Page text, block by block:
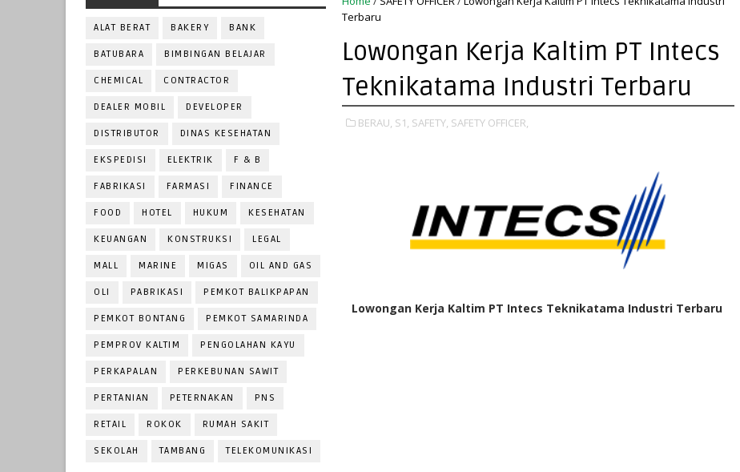
ALAT BERAT BAKERY BANK
BATUBARA BIMBINGAN BELAJAR
CHEMICAL CONTRACTOR
DEALER MOBIL DEVELOPER
DISTRIBUTOR DINAS KESEHATAN
EKSPEDISI ELEKTRIK F & B
FABRIKASI FARMASI FINANCE
FOOD HOTEL HUKUM KESEHATAN
KEUANGAN KONSTRUKSI LEGAL
MALL MARINE MIGAS OIL AND GAS
OLI PABRIKASI PEMKOT BALIKPAPAN
PEMKOT BONTANG PEMKOT SAMARINDA
PEMPROV KALTIM PENGOLAHAN KAYU
PERKAPALAN PERKEBUNAN SAWIT
PERTANIAN PETERNAKAN PNS
RETAIL ROKOK RUMAH SAKIT
SEKOLAH TAMBANG TELEKOMUNIKASI
Terbaru
Lowongan Kerja Kaltim PT Intecs
Teknikatama Industri Terbaru
BERAU, S1, SAFETY, SAFETY OFFICER,
Lowongan Kerja Kaltim PT Intecs Teknikatama Industri Terbaru